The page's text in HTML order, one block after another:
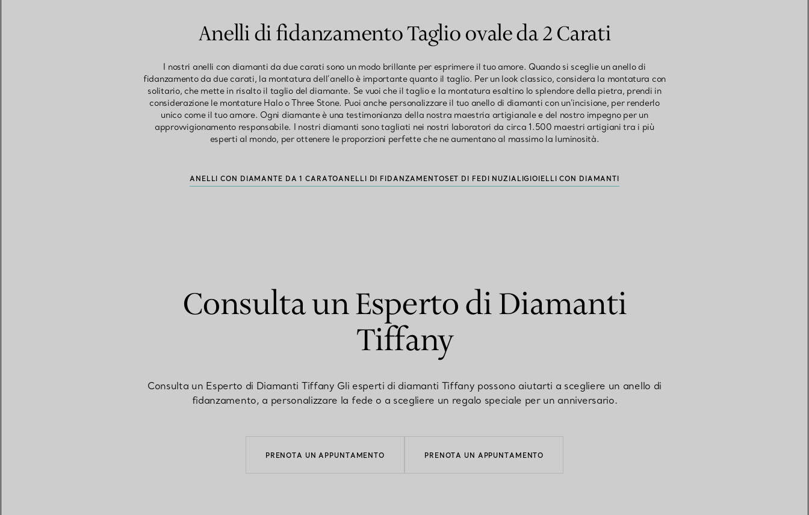
Anelli di fidanzamento Taglio ovale da 2 Carati
I nostri anelli con diamanti da due carati sono un modo brillante per esprimere il tuo amore. Quando si sceglie un anello di
fidanzamento da due carati, la montatura dell’anello è importante quanto il taglio. Per un look classico, considera la montatura con
solitario, che mette in risalto il taglio del diamante. Se vuoi che il taglio e la montatura esaltino lo splendore della pietra, prendi in
considerazione le montature Halo o Three Stone. Puoi anche personalizzare il tuo anello di diamanti con un’incisione, per renderlo
unico come il tuo amore. Ogni diamante è una testimonianza della nostra maestria artigianale e del nostro impegno per un
approvvigionamento responsabile. I nostri diamanti sono tagliati nei nostri laboratori da circa 1.500 maestri artigiani tra i più
esperti al mondo, per ottenere le proporzioni perfette che ne aumentano al massimo la luminosità.
ANELLI CON DIAMANTE DA 1 CARATOANELLI DI FIDANZAMENTOSET DI FEDI NUZIALIGIOIELLI CON DIAMANTI
Consulta un Esperto di Diamanti
Tiffany
Consulta un Esperto di Diamanti Tiffany Gli esperti di diamanti Tiffany possono aiutarti a scegliere un anello di
fidanzamento, a personalizzare la fede o a scegliere un regalo speciale per un anniversario.
PRENOTA UN APPUNTAMENTO PRENOTA UN APPUNTAMENTO